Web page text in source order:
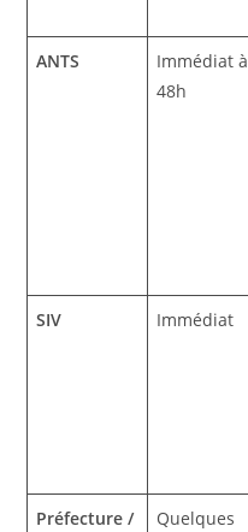
ANTS
Immédiat à
48h
SIV Immédiat
Préfecture /
Quelques